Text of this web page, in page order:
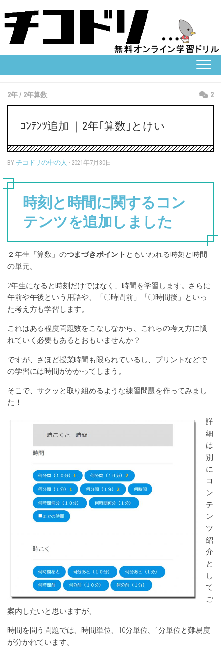
to
content
2年/ 2年算数 2
ｺﾝﾃﾝﾂ追加 ｜2年｢算数｣とけい
BY チコドリの中の人 · 2021年7月30日
時刻と時間に関するコン
テンツを追加しました
２年生「算数」のつまづきポイント ともいわれる時刻と時間
の単元。
2年生になると時刻だけではなく、時間を学習します。さらに
午前や午後という用語や、「〇時間前」「〇時間後」といっ
た考え方も学習します。
これはある程度問題数をこなしながら、これらの考え方に慣
れていく必要もあるとおもいませんか？
ですが、さほど授業時間も限られているし、プリントなどで
の学習には時間がかかってしまう。
そこで、サクッと取り組めるような練習問題を作ってみまし
た！
詳
細
は
別
に
コ
ン
テ
ン
ツ
紹
介
と
し
て
ご
案内したいと思いますが、
時間を問う問題では、時間単位、10分単位、1分単位と難易度
が分かれています。